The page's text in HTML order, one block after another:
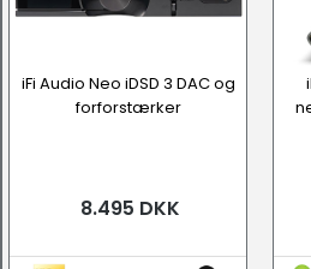
iFi Audio Neo iDSD 3 DAC og
forforstærker
8.495 DKK